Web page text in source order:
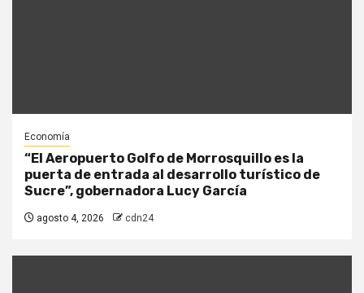
Economía
“El Aeropuerto Golfo de Morrosquillo es la
puerta de entrada al desarrollo turístico de
Sucre”, gobernadora Lucy García
agosto 4, 2026 cdn24